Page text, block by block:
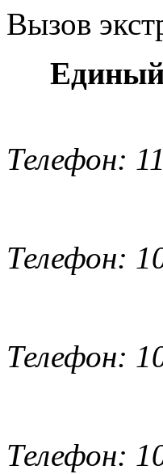
Вызов
Единый
Телефон:
Телефон:
Телефон:
Телефон: